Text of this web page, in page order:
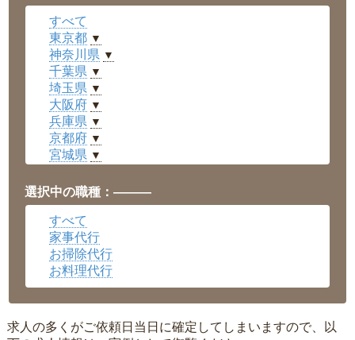
すべて
東京都 ▼
神奈川県 ▼
千葉県 ▼
埼玉県 ▼
大阪府 ▼
兵庫県 ▼
京都府 ▼
宮城県 ▼
福井県 ▼
岡山県 ▼
広島県
沖縄県 ▼
選択中の職種：———
すべて
家事代行
お掃除代行
お料理代行
求人の多くがご依頼日当日に確定してしまいますので、以